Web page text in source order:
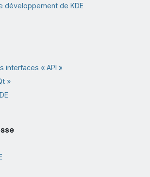
développement de KDE
interfaces « API »
»